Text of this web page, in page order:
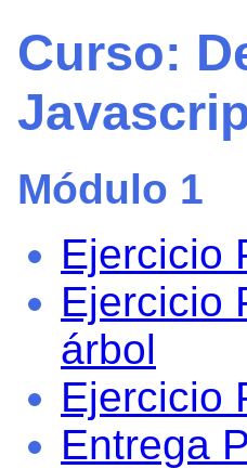
Curso:
Módulo 1
Ejercicio
Ejercicio
árbol
Ejercicio
Entrega